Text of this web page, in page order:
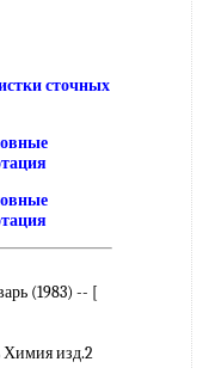
сточных
(1983) -- [
Химия изд.2